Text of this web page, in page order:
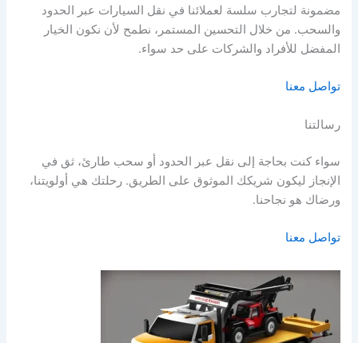
مضمونة لتجارب سلسة لعملائنا في نقل السيارات عبر الحدود
والسحب. من خلال التحسين المستمر، نطمح لأن نكون الخيار
المفضل للأفراد والشركات على حد سواء.
تواصل معنا
رسالتنا
سواء كنت بحاجة إلى نقل عبر الحدود أو سحب طارئ، ثق في
الإنجاز ليكون شريكك الموثوق على الطريق. رحلتك هي أولويتنا،
ورضاك هو نجاحنا.
تواصل معنا